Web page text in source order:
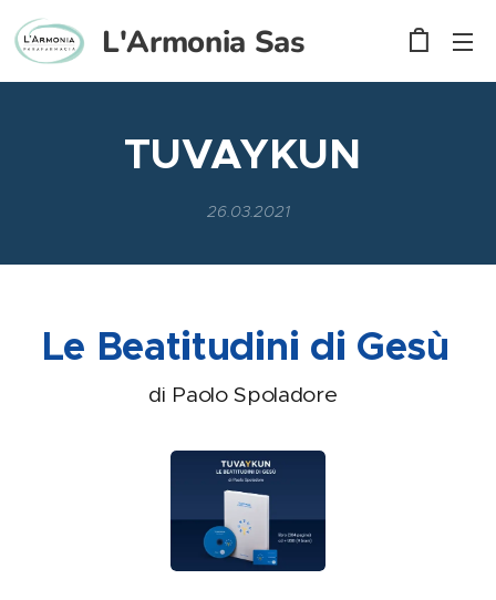
L'Armonia Sas
TUVAYKUN
26.03.2021
Le Beatitudini di Gesù
di Paolo Spoladore